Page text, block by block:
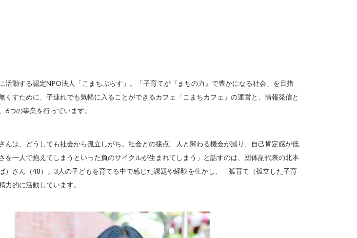
活動する認定NPO法人「こまちぷらす」。「子育てが『まちの力』で豊かになる社会」を目指
くすために、子連れでも気軽に入ることができるカフェ「こまちカフェ」の運営と、情報発信と
6つの事業を行っています。
んは、どうしても社会から孤立しがち。社会との接点、人と関わる機会が減り、自己肯定感が低
を一人で抱えてしまうといった負のサイクルが生まれてしまう」と話すのは、団体副代表の北本
）さん（48）。3人の子どもを育てる中で感じた課題や経験を生かし、「孤育て（孤立した子育
力的に活動しています。